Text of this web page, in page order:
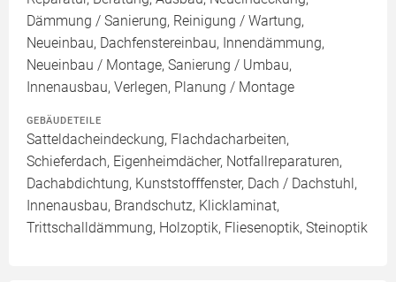
Dämmung / Sanierung, Reinigung / Wartung,
Neueinbau, Dachfenstereinbau, Innendämmung,
Neueinbau / Montage, Sanierung / Umbau,
Innenausbau, Verlegen, Planung / Montage
GEBÄUDETEILE
Satteldacheindeckung, Flachdacharbeiten,
Schieferdach, Eigenheimdächer, Notfallreparaturen,
Dachabdichtung, Kunststofffenster, Dach / Dachstuhl,
Innenausbau, Brandschutz, Klicklaminat,
Trittschalldämmung, Holzoptik, Fliesenoptik, Steinoptik